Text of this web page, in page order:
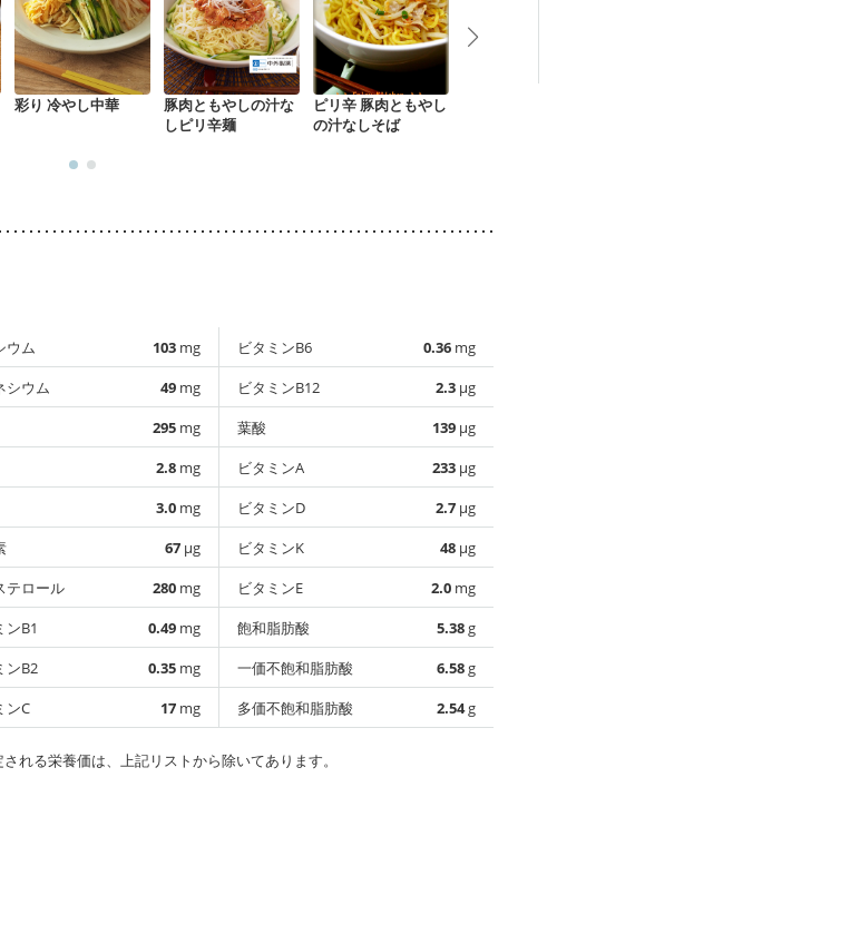
彩り 冷やし中華
豚肉ともやしの汁な
しピリ辛麺
ピリ辛 豚肉ともやし
の汁なしそば
ウム 103 mg
シウム
49 mg
295 mg
2.8 mg
3.0 mg
67 µg
テロール
280 mg
ンB1
0.49 mg
ンB2
0.35 mg
ンC
17 mg
ビタミンB6 0.36 mg
ビタミンB12
2.3 µg
葉酸
139 µg
ビタミンA
233 µg
ビタミンD
2.7 µg
ビタミンK
48 µg
ビタミンE
2.0 mg
飽和脂肪酸
5.38g
一価不飽和脂肪酸
6.58g
多価不飽和脂肪酸
2.54g
れる栄養価は、上記リストから除いてあります。